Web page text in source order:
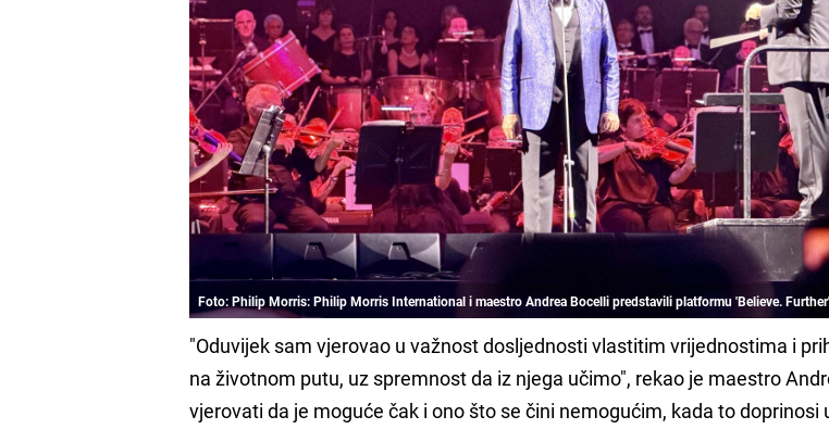
Foto: Philip Morris: Philip Morris International i maestro Andrea Bocelli predstavili platformu 'Believe. Further'
"Oduvijek sam vjerovao u važnost dosljednosti vlastitim vrijednostima i
na životnom putu, uz spremnost da iz njega učimo", rekao je maestro
vjerovati da je moguće čak i ono što se čini nemogućim, kada to doprinosi